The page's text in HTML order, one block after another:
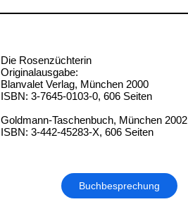
Die Rosenzüchterin
Originalausgabe:
Blanvalet Verlag, München 2000
ISBN: 3-7645-0103-0, 606 Seiten
Goldmann-Taschenbuch, München 2002
ISBN: 3-442-45283-X, 606 Seiten
Buchbesprechung